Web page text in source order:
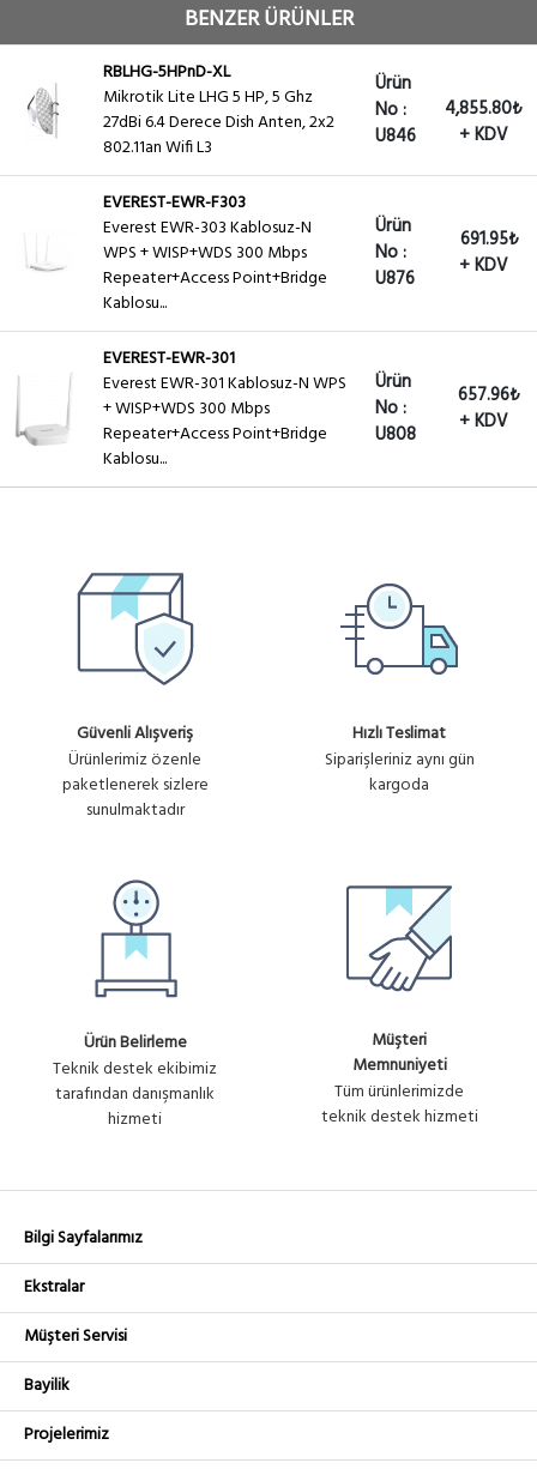
BENZER ÜRÜNLER
RBLHG-5HPnD-XL
Mikrotik Lite LHG 5 HP, 5 Ghz
27dBi 6.4 Derece Dish Anten, 2x2
802.11an Wifi L3
Ürün
No :
U846
4,855.80₺
+ KDV
EVEREST-EWR-F303
Everest EWR-303 Kablosuz-N
WPS + WISP+WDS 300 Mbps
Repeater+Access Point+Bridge
Kablosu...
Ürün
No :
U876
691.95₺
+ KDV
EVEREST-EWR-301
Everest EWR-301 Kablosuz-N WPS
+ WISP+WDS 300 Mbps
Repeater+Access Point+Bridge
Kablosu...
Ürün
No :
U808
657.96₺
+ KDV
Güvenli Alışveriş
Ürünlerimiz özenle
paketlenerek sizlere
sunulmaktadır
Hızlı Teslimat
Siparişleriniz aynı gün
kargoda
Ürün Belirleme
Teknik destek ekibimiz
tarafından danışmanlık
hizmeti
Müşteri
Memnuniyeti
Tüm ürünlerimizde
teknik destek hizmeti
Bilgi Sayfalarımız
Ekstralar
Müşteri Servisi
Bayilik
Projelerimiz